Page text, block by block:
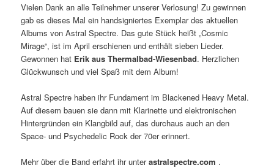
Vielen Dank an alle Teilnehmer unserer Verlosung! Zu gewinnen
gab es dieses Mal ein handsigniertes Exemplar des aktuellen
Albums von Astral Spectre. Das gute Stück heißt „Cosmic
Mirage“, ist im April erschienen und enthält sieben Lieder.
Gewonnen hat Erik aus Thermalbad-Wiesenbad. Herzlichen
Glückwunsch und viel Spaß mit dem Album!
Astral Spectre haben ihr Fundament im Blackened Heavy Metal.
Auf diesem bauen sie dann mit Klarinette und elektronischen
Hintergründen ein Klangbild auf, das durchaus auch an den
Space- und Psychedelic Rock der 70er erinnert.
Mehr über die Band erfahrt ihr unterastralspectre.com .